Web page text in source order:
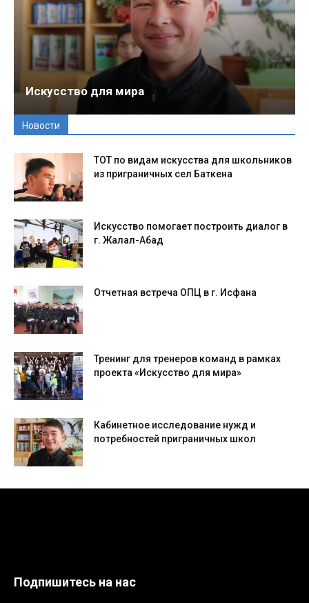
Искусство для мира
Новости
ТОТ по видам искусства для школьников
из приграничных сел Баткена
Искусство помогает построить диалог в
г. Жалал-Абад
Отчетная встреча ОПЦ в г. Исфана
Тренинг для тренеров команд в рамках
проекта «Искусство для мира»
Кабинетное исследование нужд и
потребностей приграничных школ
Подпишитесь на нас